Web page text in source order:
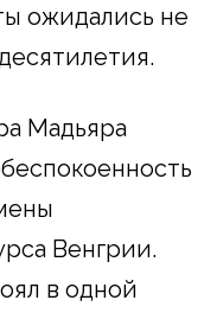
ожидались не
Мадьяра
Венгрии.
в одной